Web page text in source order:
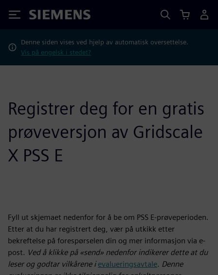
Siemens
Denne siden vises ved hjelp av automatisk oversettelse.
Vis på engelsk i stedet?
Registrer deg for en gratis
prøveversjon av Gridscale
X PSS E
Fyll ut skjemaet nedenfor for å be om PSS E-prøveperioden.
Etter at du har registrert deg, vær på utkikk etter
bekreftelse på forespørselen din og mer informasjon via e-
post. Ved å klikke på «send» nedenfor indikerer dette at du
leser og godtar vilkårene ievalueringsavtale. Denne